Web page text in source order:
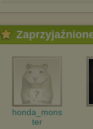
honda_mons
ter